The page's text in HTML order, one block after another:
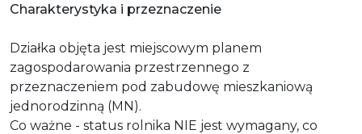
Charakterystyka i przeznaczenie
Działka objęta jest miejscowym planem
zagospodarowania przestrzennego z
przeznaczeniem pod zabudowę mieszkaniową
jednorodzinną (MN).
Co ważne - status rolnika NIE jest wymagany, co